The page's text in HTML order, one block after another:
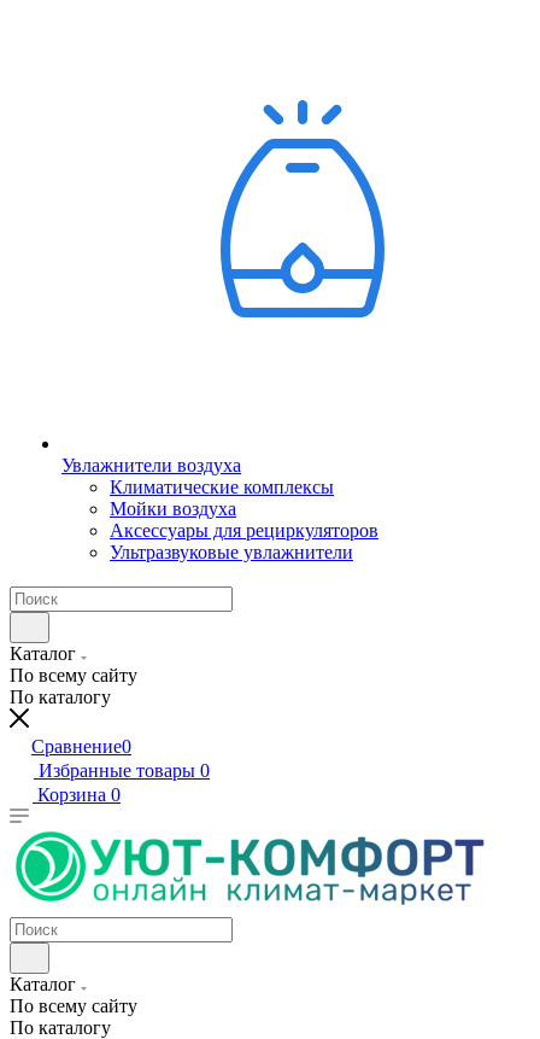
Увлажнители воздуха
Климатические комплексы
Мойки воздуха
Аксессуары для рециркуляторов
Ультразвуковые увлажнители
Каталог
По всему сайту
По каталогу
Сравнение0
Избранные товары 0
Корзина 0
Каталог
По всему сайту
По каталогу